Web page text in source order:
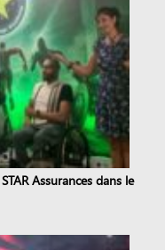
Assurances dans le